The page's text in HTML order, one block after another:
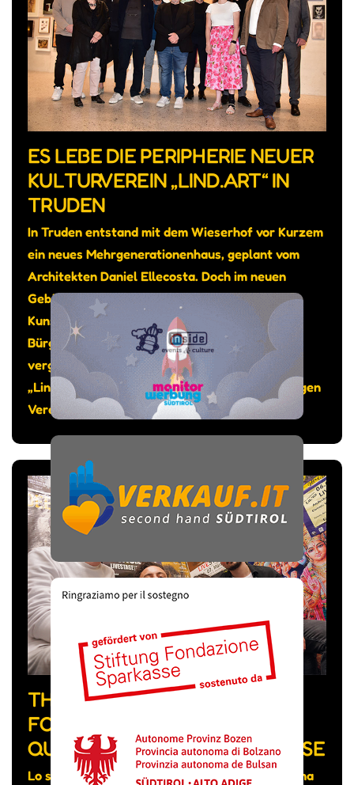
ES LEBE DIE PERIPHERIE NEUER
KULTURVEREIN „LIND.ART“ IN
TRUDEN
In Truden entstand mit dem Wieserhof vor Kurzem
ein neues Mehrgenerationenhaus, geplant vom
Architekten Daniel Ellecosta. Doch im neuen
Gebäude sollte auch genügend Platz sein für
Kunst und Kultur, so das Anliegen von
Bürgermeister Michael Epp. Gesagt getan: Am
vergangenen 12. Juni wurde der Kunstraum
„Lind.Art“ eingeweiht, bespielt vom gleichnamigen
Verein.
THE FEVER WEEK, LA BAND
FORMATA DA MUSICISTI DI
QUATTRO NAZIONALITÀ DIVERSE
Lo scorso mese hanno pubblicato su YouTube una